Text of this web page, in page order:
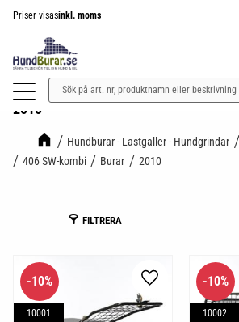
Priser visasinkl. moms
2010
Hundburar - Lastgaller - Hundgrindar
406 SW-kombi
Burar 2010
FILTRERA
10%
10001
Lägg till i favoriter
10%
10002